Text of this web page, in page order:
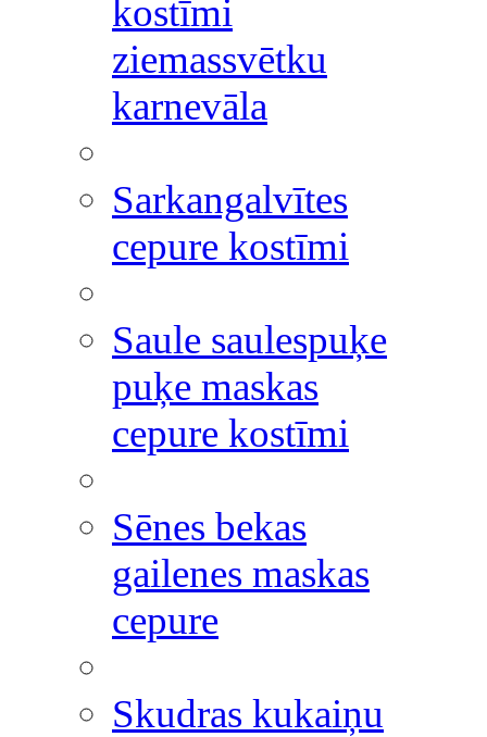
kostīmi
ziemassvētku
karnevāla
Sarkangalvītes
cepure kostīmi
Saule saulespuķe
puķe maskas
cepure kostīmi
Sēnes bekas
gailenes maskas
cepure
Skudras kukaiņu